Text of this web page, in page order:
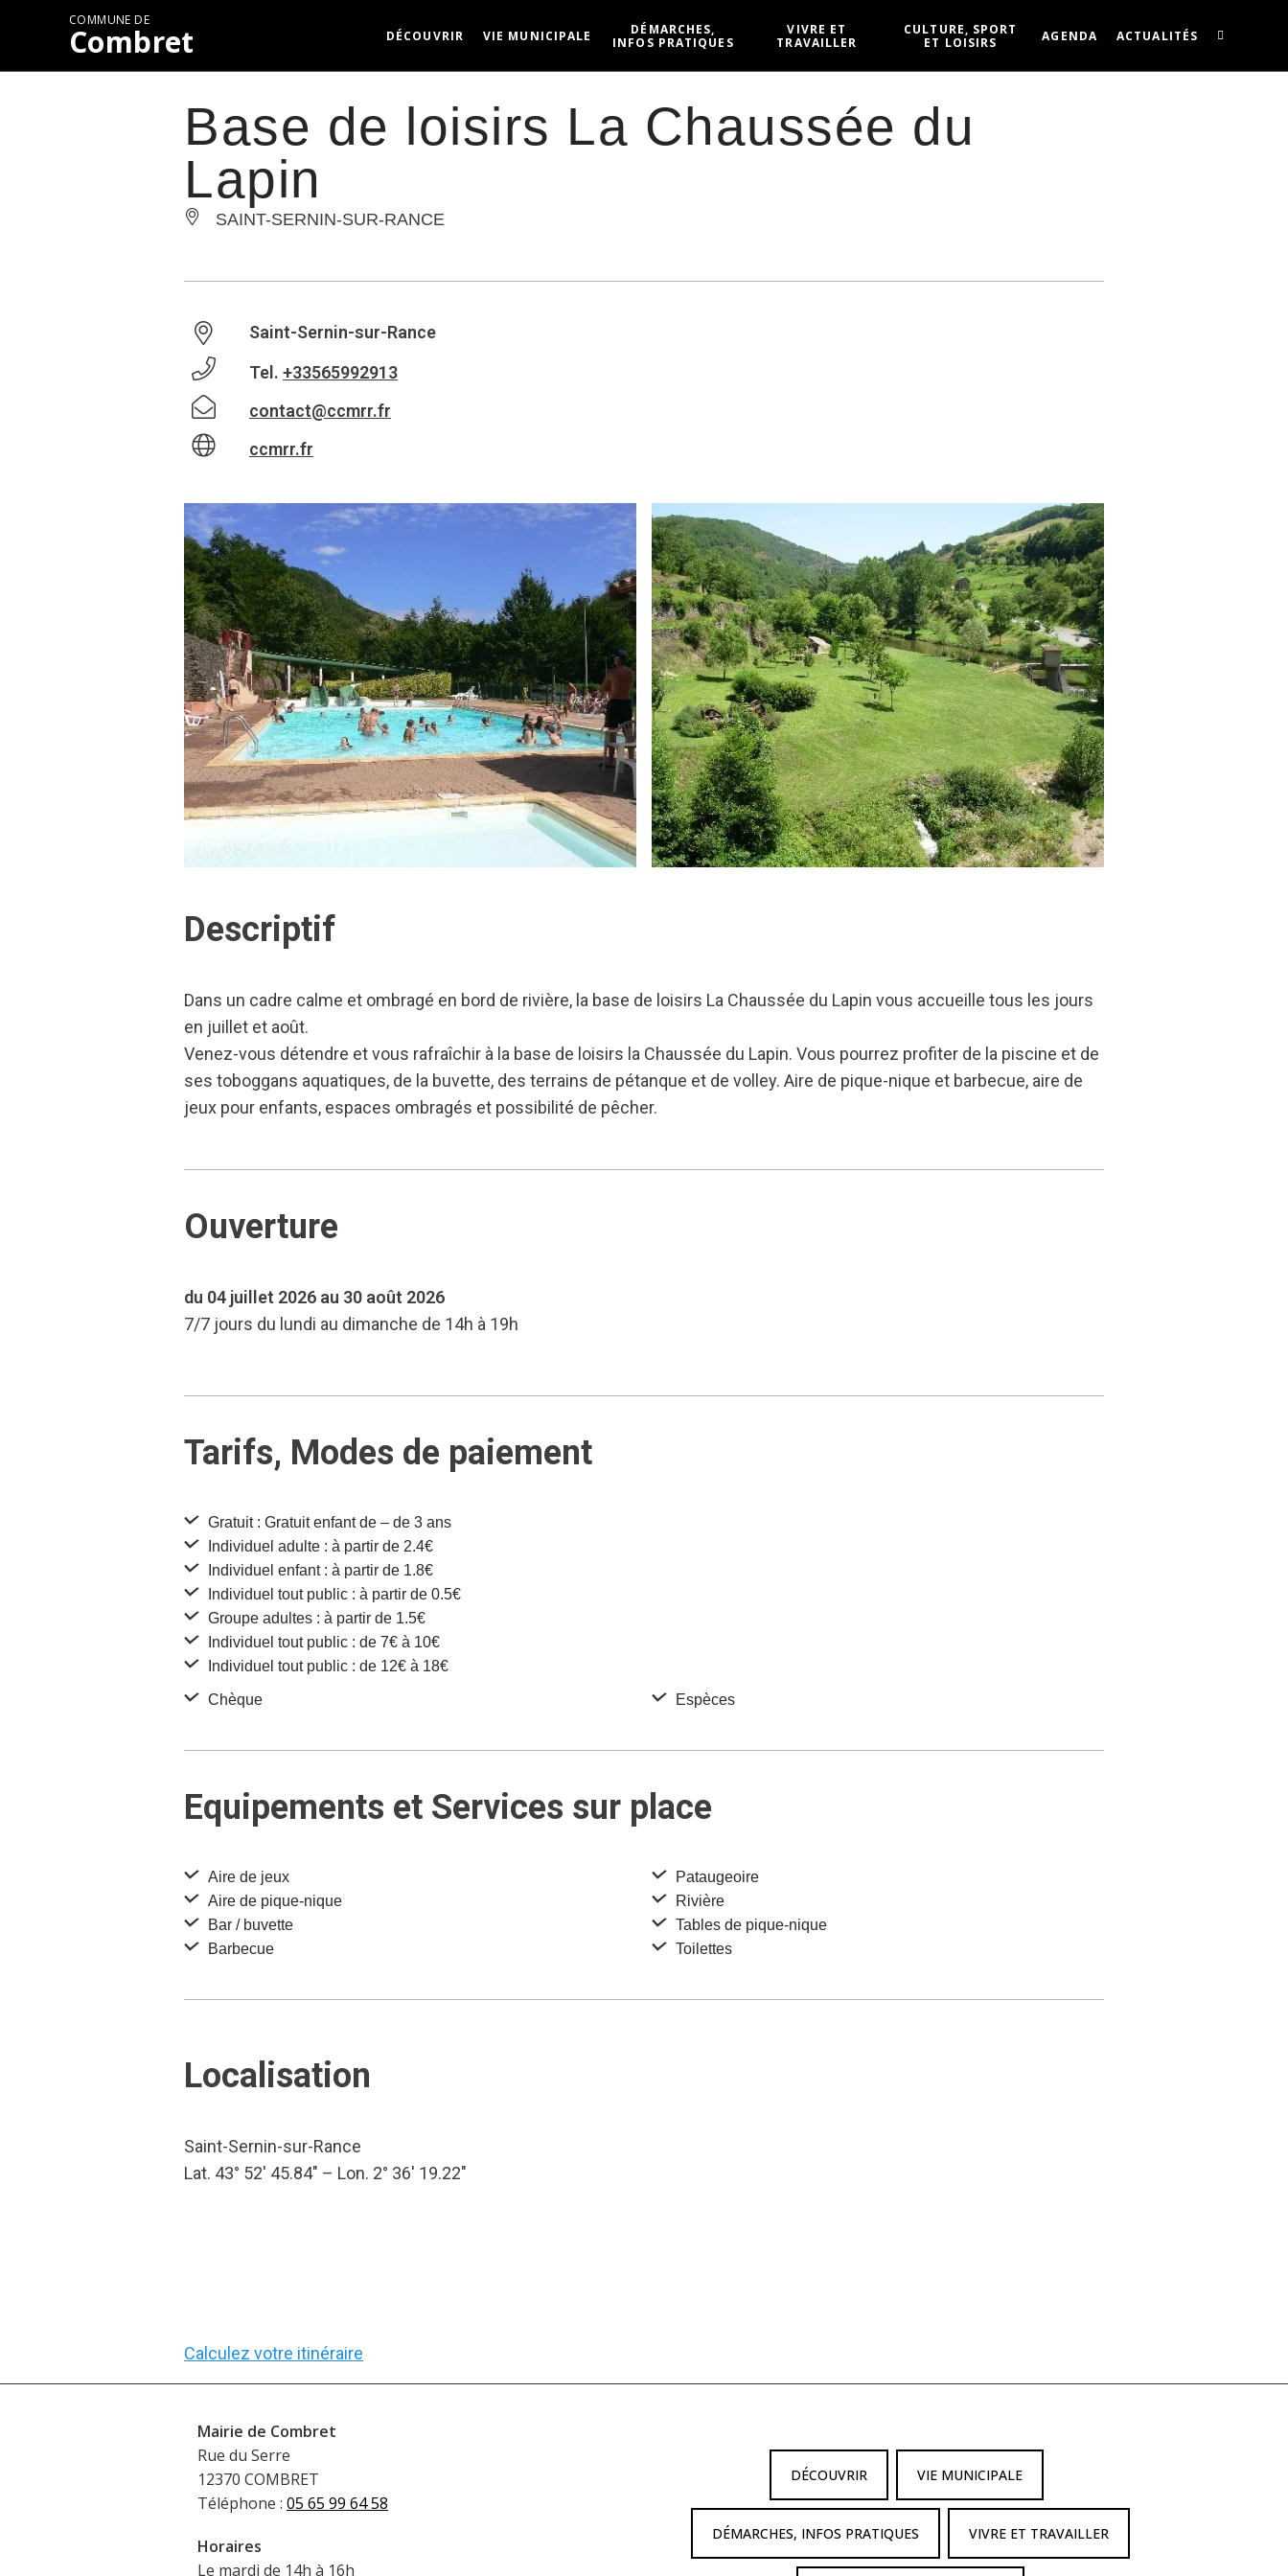
COMMUNE DE
Combret DÉCOUVRIR VIE MUNICIPALE
DÉMARCHES,
INFOS PRATIQUES
VIVRE ET
TRAVAILLER
CULTURE, SPORT
ET LOISIRS
AGENDA ACTUALITÉS
Base de loisirs La Chaussée du
Lapin
SAINT-SERNIN-SUR-RANCE
Saint-Sernin-sur-Rance
Tel. +33565992913
contact@ccmrr.fr
ccmrr.fr
Descriptif
Dans un cadre calme et ombragé en bord de rivière, la base de loisirs La Chaussée du Lapin vous accueille tous les jours
en juillet et août.
Venez-vous détendre et vous rafraîchir à la base de loisirs la Chaussée du Lapin. Vous pourrez profiter de la piscine et de
ses toboggans aquatiques, de la buvette, des terrains de pétanque et de volley. Aire de pique-nique et barbecue, aire de
jeux pour enfants, espaces ombragés et possibilité de pêcher.
Ouverture
du 04 juillet 2026 au 30 août 2026
7/7 jours du lundi au dimanche de 14h à 19h
Tarifs, Modes de paiement
Gratuit : Gratuit enfant de – de 3 ans
Individuel adulte : à partir de 2.4€
Individuel enfant : à partir de 1.8€
Individuel tout public : à partir de 0.5€
Groupe adultes : à partir de 1.5€
Individuel tout public : de 7€ à 10€
Individuel tout public : de 12€ à 18€
Chèque Espèces
Equipements et Services sur place
Aire de jeux
Aire de pique-nique
Bar / buvette
Barbecue
Pataugeoire
Rivière
Tables de pique-nique
Toilettes
Localisation
Saint-Sernin-sur-Rance
Lat. 43° 52′ 45.84″ – Lon. 2° 36′ 19.22″
Calculez votre itinéraire
Mairie de Combret
Rue du Serre
12370 COMBRET
Téléphone : 05 65 99 64 58
Horaires
Le mardi de 14h à 16h
DÉCOUVRIR VIE MUNICIPALE
DÉMARCHES, INFOS PRATIQUES VIVRE ET TRAVAILLER